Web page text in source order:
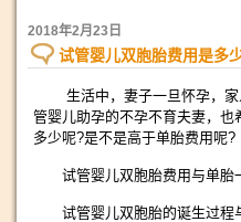
2018年2月23日
试管婴儿双胞胎费用是多少
生活中，妻子一旦怀孕，家
管婴儿助孕的不孕不育夫妻，
多少呢?是不是高于单胎费用呢?
试管婴儿双胞胎费用与单胎
试管婴儿双胞胎的诞生过程与